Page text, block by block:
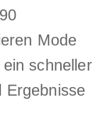
Mode
schneller
Ergebnisse